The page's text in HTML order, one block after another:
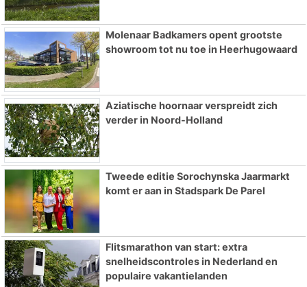
Molenaar Badkamers opent grootste
showroom tot nu toe in Heerhugowaard
Aziatische hoornaar verspreidt zich
verder in Noord-Holland
Tweede editie Sorochynska Jaarmarkt
komt er aan in Stadspark De Parel
Flitsmarathon van start: extra
snelheidscontroles in Nederland en
populaire vakantielanden